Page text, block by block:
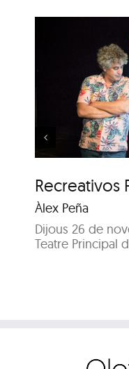
Recreativos
Àlex Peña
Dijous 26 de
Teatre Principal